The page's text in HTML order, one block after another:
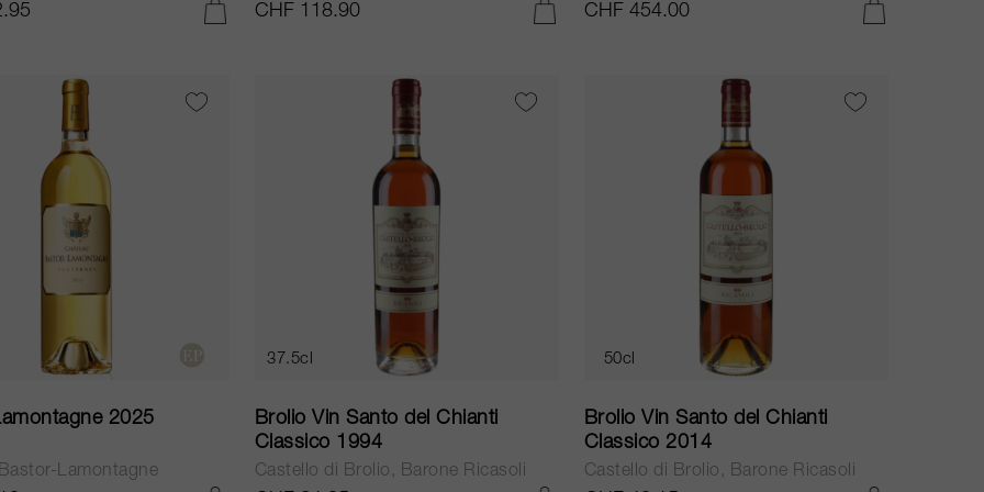
CHF 118.90 CHF 454.00
2025
Lamontagne
37.5cl
Brolio Vin Santo del Chianti
Classico 1994
Castello di Brolio, Barone Ricasoli
50cl
Brolio Vin Santo del Chianti
Classico 2014
Castello di Brolio, Barone Ricasoli